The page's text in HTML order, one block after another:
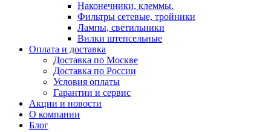
Наконечники, клеммы.
Фильтры сетевые, тройники
Лампы, светильники
Вилки штепсельные
Оплата и доставка
Доставка по Москве
Доставка по России
Условия оплаты
Гарантии и сервис
Акции и новости
О компании
Блог